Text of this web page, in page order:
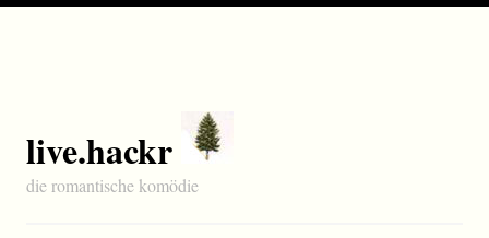
live.hackr
die romantische komödie